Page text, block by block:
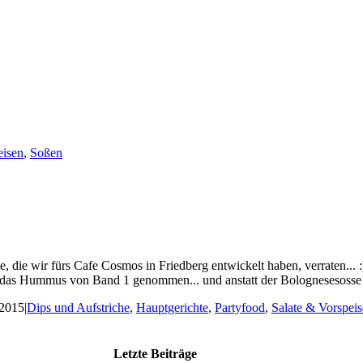
, Soßen
die wir fürs Cafe Cosmos in Friedberg entwickelt haben,
Hummus von Band 1 genommen... und anstatt der
|Dips und Aufstriche, Hauptgerichte, Partyfood, Salate &
Letzte Beiträge